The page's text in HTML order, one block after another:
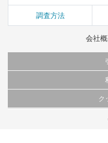
調査方法
会社
当サイトで公開されている情報
これらの情報を権利者の許可な
当サイトに掲載している内容は
弊社の見解・ 意見ではないこと
ク
このサイトでは Cookie を使用し